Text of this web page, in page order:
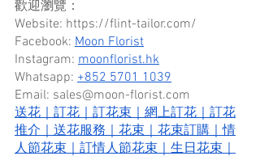
歡迎瀏覽：
Website: https://flint-tailor.com/
Facebook: Moon Florist
Instagram: moonflorist.hk
Whatsapp: +852 5701 1039
Email: sales@moon-florist.com
送花｜訂花｜訂花束｜網上訂花｜訂花
推介｜送花服務｜花束｜花束訂購｜情
人節花束｜訂情人節花束｜生日花束｜